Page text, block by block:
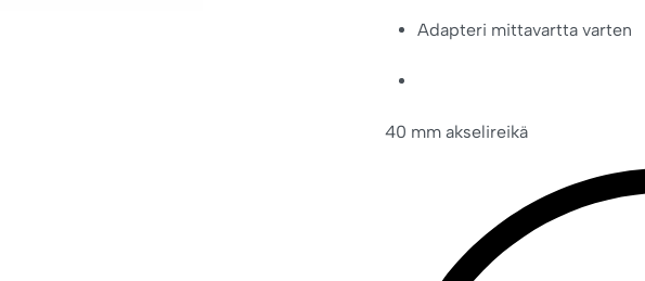
Adapteri mittavartta varten
40 mm akselireikä